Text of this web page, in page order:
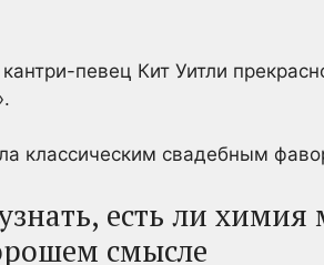
певец Кит Уитли
классическим свадебным
есть ли
смысле